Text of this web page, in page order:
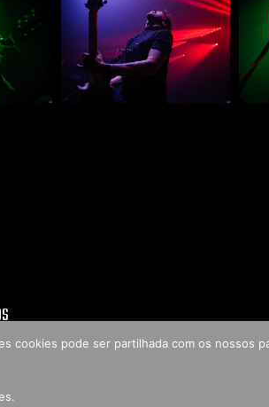
cookies pode ser partilhada com os nossos